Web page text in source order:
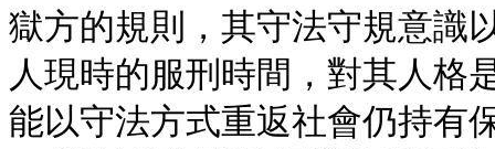
獄方的規則，其守法守規意識
人現時的服刑時間，對其人格
能以守法方式重返社會仍持有